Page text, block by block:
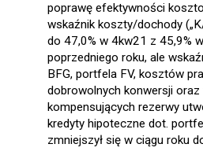
poprawę efektywności
wskaźnik koszty/dochody
do 47,0% w 4kw21 z 45,9%
poprzedniego roku, ale
BFG, portfela FV, kosztów
dobrowolnych konwersji oraz
kompensujących rezerwy
kredyty hipoteczne dot.
zmniejszył się w ciągu roku